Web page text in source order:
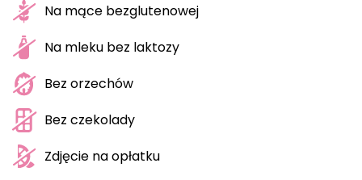
Na mące bezglutenowej
Na mleku bez laktozy
Bez orzechów
Bez czekolady
Zdjęcie na opłatku